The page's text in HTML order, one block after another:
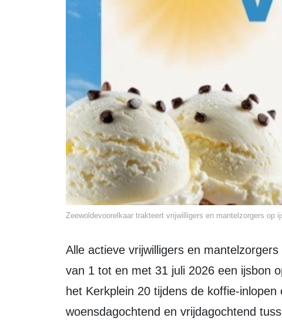
Zeewoldevoorelkaar trakteert vrijwilligers en mantelzorgers op
Alle actieve vrijwilligers en mantelzorgers binnen de gemeente Zeewolde kunnen
van 1 tot en met 31 juli 2026 een ijsbon
het Kerkplein 20 tijdens de koffie-inlopen
woensdagochtend en vrijdagochtend